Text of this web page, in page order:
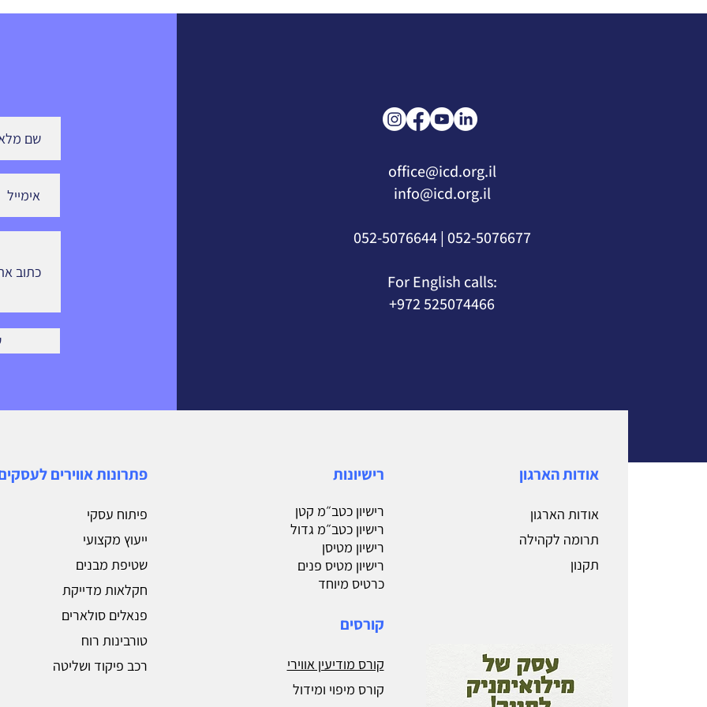
בראיון מרתק לערוץ 14
office@icd.org.il
info@icd.org.il
052-5076677 | 052-5076644
For English calls:
+972 525074466
פתרונות אווירים
פיתוח עסקי
ייעוץ מקצועי
שטיפת מבנים
חקלאות מדייקת
פנאלים סולארים
טורבינות רוח
רכב פיקוד ושליטה
רישיונות
רישיון כטב״מ קטן
רישיון כטב״מ גדול
רישיון מטיסן
רישיון מטיס פנים
כרטיס מיוחד
קורסים
קורס מודיעין אווירי
קורס מיפוי ומידול
אודות הארגון
אודות הארגון
תרומה לקהילה
תקנון